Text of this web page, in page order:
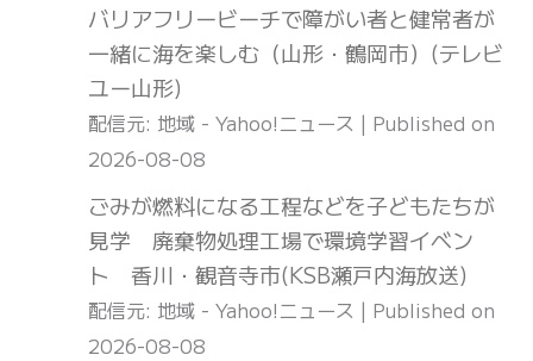
バリアフリービーチで障がい者と健常者が
一緒に海を楽しむ（山形・鶴岡市）(テレビ
ユー山形)
配信元: 地域 - Yahoo!ニュース
Published on
2026-08-08
ごみが燃料になる工程などを子どもたちが
見学 廃棄物処理工場で環境学習イベン
ト 香川・観音寺市(KSB瀬戸内海放送)
配信元: 地域 - Yahoo!ニュース
Published on
2026-08-08